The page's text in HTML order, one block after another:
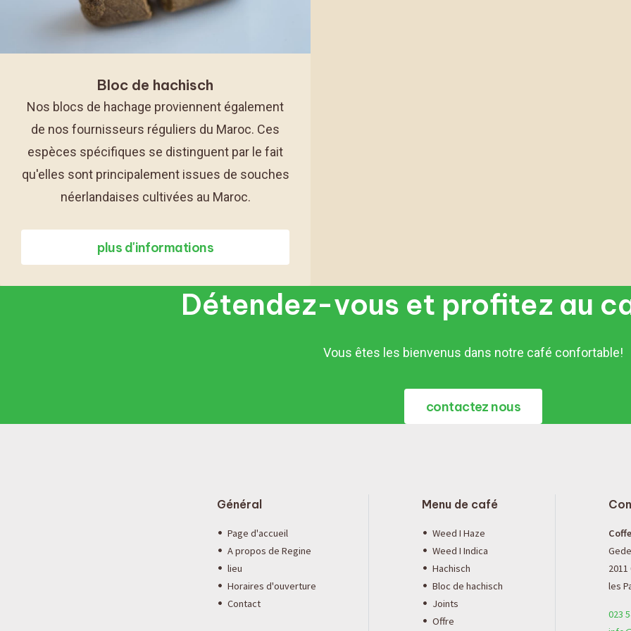
Bloc de hachisch
Nos blocs de hachage proviennent également
de nos fournisseurs réguliers du Maroc. Ces
espèces spécifiques se distinguent par le fait
qu'elles sont principalement issues de souches
néerlandaises cultivées au Maroc.
plus d'informations
Détendez-vous et profitez au
Vous êtes les bienvenus dans notre café confortable!
contactez nous
Général
Page d'accueil
A propos de Regine
lieu
Horaires d'ouverture
Contact
Menu de café
Weed I Haze
Weed I Indica
Hachisch
Bloc de hachisch
Joints
Offre
2011
les
023